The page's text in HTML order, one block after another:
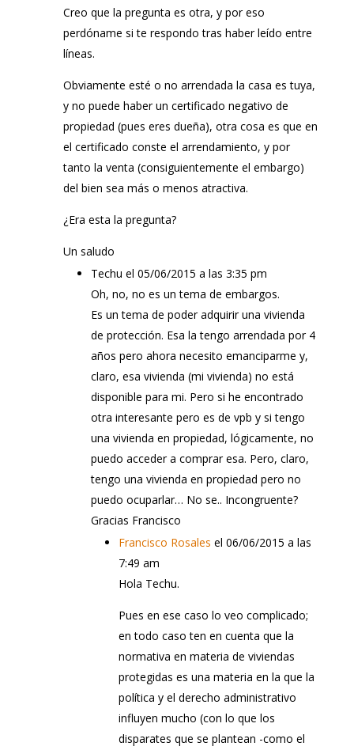
Creo que la pregunta es otra, y por eso
perdóname si te respondo tras haber leído entre
líneas.
Obviamente esté o no arrendada la casa es tuya,
y no puede haber un certificado negativo de
propiedad (pues eres dueña), otra cosa es que en
el certificado conste el arrendamiento, y por
tanto la venta (consiguientemente el embargo)
del bien sea más o menos atractiva.
¿Era esta la pregunta?
Un saludo
Techu el 05/06/2015 a las 3:35 pm
Oh, no, no es un tema de embargos.
Es un tema de poder adquirir una vivienda
de protección. Esa la tengo arrendada por 4
años pero ahora necesito emanciparme y,
claro, esa vivienda (mi vivienda) no está
disponible para mi. Pero si he encontrado
otra interesante pero es de vpb y si tengo
una vivienda en propiedad, lógicamente, no
puedo acceder a comprar esa. Pero, claro,
tengo una vivienda en propiedad pero no
puedo ocuparlar… No se.. Incongruente?
Gracias Francisco
Francisco Rosales el 06/06/2015 a las
7:49 am
Hola Techu.
Pues en ese caso lo veo complicado;
en todo caso ten en cuenta que la
normativa en materia de viviendas
protegidas es una materia en la que la
política y el derecho administrativo
influyen mucho (con lo que los
disparates que se plantean -como el